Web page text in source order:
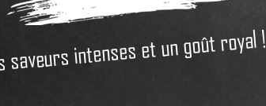
saveurs intenses et un goût royal !